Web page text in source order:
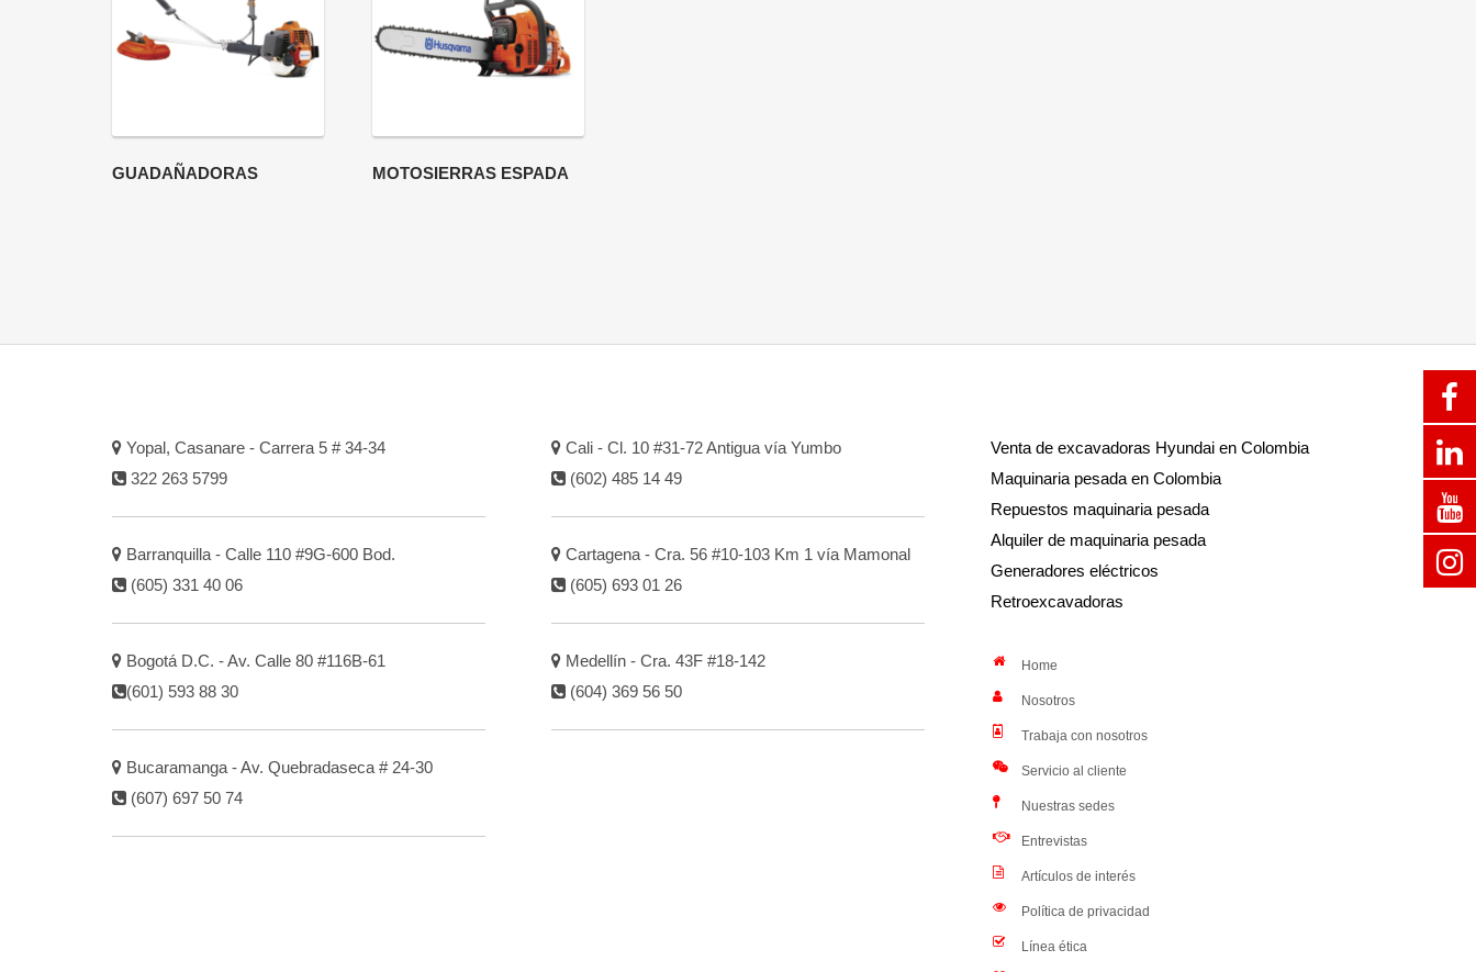
GUADAÑADORAS MOTOSIERRAS ESPADA
Yopal, Casanare - Carrera 5 # 34-34
322 263 5799
Barranquilla - Calle 110 #9G-600 Bod.
(605) 331 40 06
Bogotá D.C. - Av. Calle 80 #116B-61
(601) 593 88 30
Bucaramanga - Av. Quebradaseca # 24-30
(607) 697 50 74
Cali - Cl. 10 #31-72 Antigua vía Yumbo
(602) 485 14 49
Cartagena - Cra. 56 #10-103 Km 1 vía Mamonal
(605) 693 01 26
Medellín - Cra. 43F #18-142
(604) 369 56 50
Venta de excavadoras Hyundai en Colombia
Maquinaria pesada en Colombia
Repuestos maquinaria pesada
Alquiler de maquinaria pesada
Generadores eléctricos
Retroexcavadoras
Home
Nosotros
Trabaja con nosotros
Servicio al cliente
Nuestras sedes
Entrevistas
Artículos de interés
Política de privacidad
Línea ética